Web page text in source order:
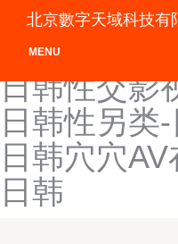
日韩性交
日韩性交
日韩性交影
日韩性另类
日韩穴穴
日韩
北京數字天域科技有
MENU